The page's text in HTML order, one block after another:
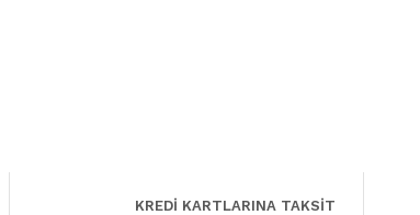
KREDİ KARTLARINA TAKSİT